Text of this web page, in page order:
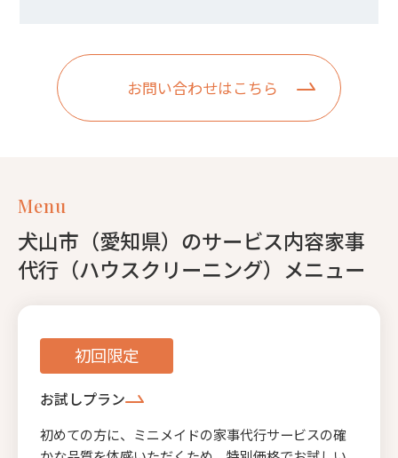
お問い合わせはこちら
Menu
犬山市（愛知県）のサービス内容家事
代行（ハウスクリーニング）メニュー
初回限定
お試しプラン
初めての方に、ミニメイドの家事代行サービスの確